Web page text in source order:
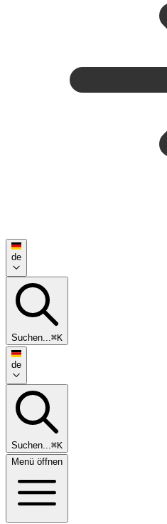
de
Suchen...⌘K
de
Suchen...⌘K
Menü öffnen